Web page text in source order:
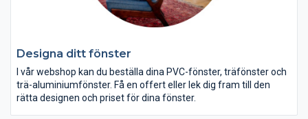
Designa ditt fönster
I vår webshop kan du beställa dina PVC-fönster, träfönster och
trä-aluminiumfönster. Få en offert eller lek dig fram till den
rätta designen och priset för dina fönster.